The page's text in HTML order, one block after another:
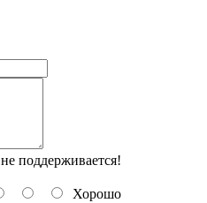
поддерживается!
Хорошо